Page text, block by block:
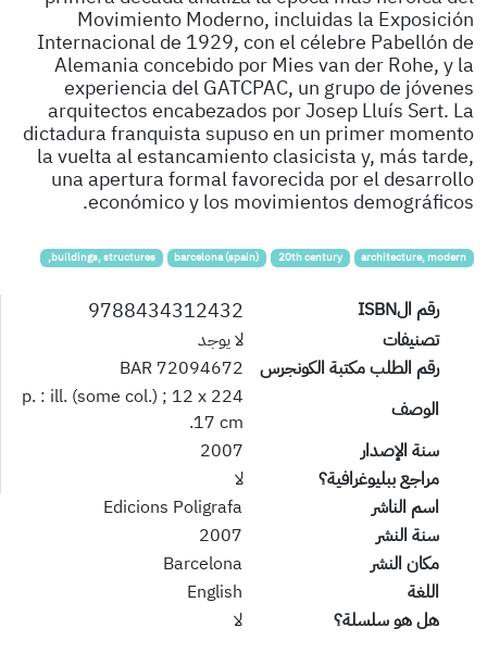
Movimiento Moderno, incluidas la Exposición
Internacional de 1929, con el célebre Pabellón de
Alemania concebido por Mies van der Rohe, y la
experiencia del GATCPAC, un grupo de jóvenes
arquitectos encabezados por Josep Lluís Sert. La
dictadura franquista supuso en un primer momento
la vuelta al estancamiento clasicista y, más tarde,
una apertura formal favorecida por el desarrollo
económico y los movimientos demográficos.
architecture, modern
20th century
barcelona (spain)
buildings, structures,
رقم الISBN 9788434312432
تصنيفات
لا يوجد
رقم الطلب مكتبة الكونجرس
72094672 BAR
الوصف
224 p. : ill. (some col.) ; 12 x
17 cm.
سنة الإصدار
2007
مراجع ببليوغرافية؟
لا
اسم الناشر
Edicions Poligrafa
سنة النشر
2007
مكان النشر
Barcelona
اللغة
English
هل هو سلسلة؟
لا